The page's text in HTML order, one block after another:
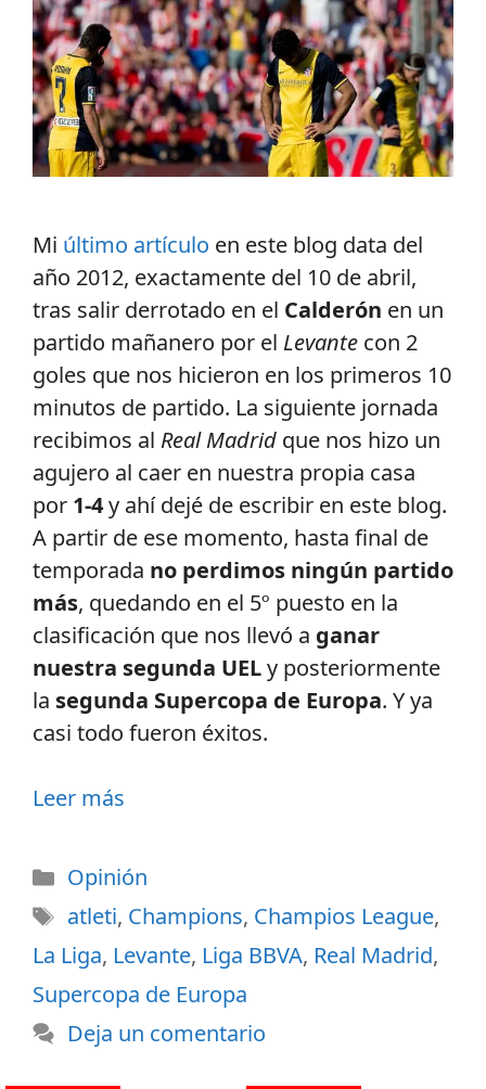
Mi último artículo en este blog data del
año 2012, exactamente del 10 de abril,
tras salir derrotado en el Calderón en un
partido mañanero por el Levante con 2
goles que nos hicieron en los primeros 10
minutos de partido. La siguiente jornada
recibimos al Real Madrid que nos hizo un
agujero al caer en nuestra propia casa
por 1-4y ahí dejé de escribir en este blog.
A partir de ese momento, hasta final de
temporada no perdimos ningún partido
más, quedando en el 5º puesto en la
clasificación que nos llevó a ganar
nuestra segunda UELy posteriormente
la segunda Supercopa de Europa. Y ya
casi todo fueron éxitos.
Leer más
Opinión
atleti, Champions, Champios League,
La Liga, Levante, Liga BBVA, Real Madrid,
Supercopa de Europa
Deja un comentario